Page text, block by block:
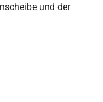
und der